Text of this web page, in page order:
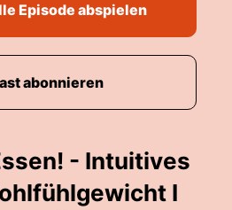
- Intuitives
I
Episode abspielen
abonnieren